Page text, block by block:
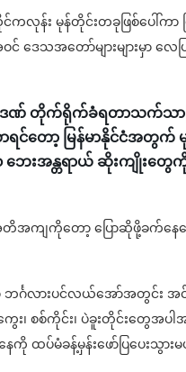
န်း မုန်တိုင်းတခုဖြစ်ပေါ်ကာ မ
ဒေသအတော်များများမှာ လ
းဒဏ် တိုက်ရိုက်ခံရတာသက်သာ
င်တော့ မြန်မာနိုင်ငံအတွက် မု
းအန္တရာယ် ဆိုးကျိုးတွေကို
ျကိုတော့ ပြောဆိုဖို့ခက်နေသေး
င်္ဂလားပင်လယ်အော်အတွင်း အ
၊ စစ်ကိုင်း၊ ပဲခူးတိုင်းတွေအပါအ
နေကို ထပ်မံခန့်မှန်းဖော်ပြပေး